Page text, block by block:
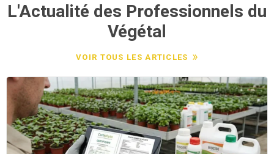
L'Actualité des Professionnels du
Végétal
VOIR TOUS LES ARTICLES